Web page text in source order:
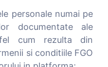
personale numai pe
documentate ale
cum rezulta din
si conditiile FGO